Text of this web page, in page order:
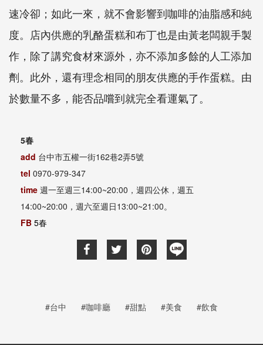
速冷卻；如此一來，就不會影響到咖啡的油脂感和純
度。店內供應的乳酪蛋糕和布丁也是由黃老闆親手製
作，除了講究食材來源外，亦不添加多餘的人工添加
劑。此外，還有理念相同的朋友供應的手作蛋糕。由
於數量不多，能否品嚐到就完全看運氣了。
5春
add 台中市五權一街162巷2弄5號
tel 0970-979-347
time 週一至週三14:00~20:00，週四公休，週五
14:00~20:00，週六至週日13:00~21:00。
FB 5春
#台中 #咖啡廳 #甜點 #美食 #飲食